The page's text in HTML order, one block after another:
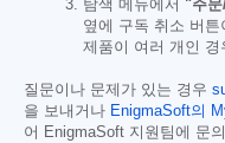
탐색 메뉴에서 "주
옆에 구독 취소 버
제품이 여러 개인
질문이나 문제가 있는 경우
을 보내거나 EnigmaSoft의
어 EnigmaSoft 지원팀에 문